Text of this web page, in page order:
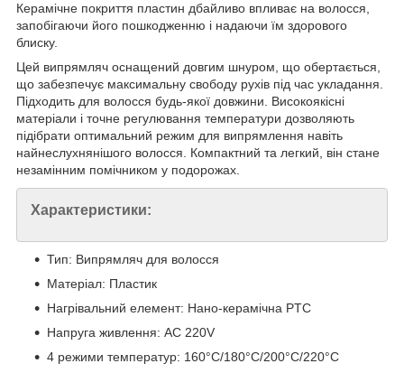
Керамічне покриття пластин дбайливо впливає на волосся,
запобігаючи його пошкодженню і надаючи їм здорового
блиску.
Цей випрямляч оснащений довгим шнуром, що обертається,
що забезпечує максимальну свободу рухів під час укладання.
Підходить для волосся будь-якої довжини. Високоякісні
матеріали і точне регулювання температури дозволяють
підібрати оптимальний режим для випрямлення навіть
найнеслухнянішого волосся. Компактний та легкий, він стане
незамінним помічником у подорожах.
Характеристики:
Тип: Випрямляч для волосся
Матеріал: Пластик
Нагрівальний елемент: Нано-керамічна PTC
Напруга живлення: AC 220V
4 режими температур: 160°C/180°C/200°C/220°C